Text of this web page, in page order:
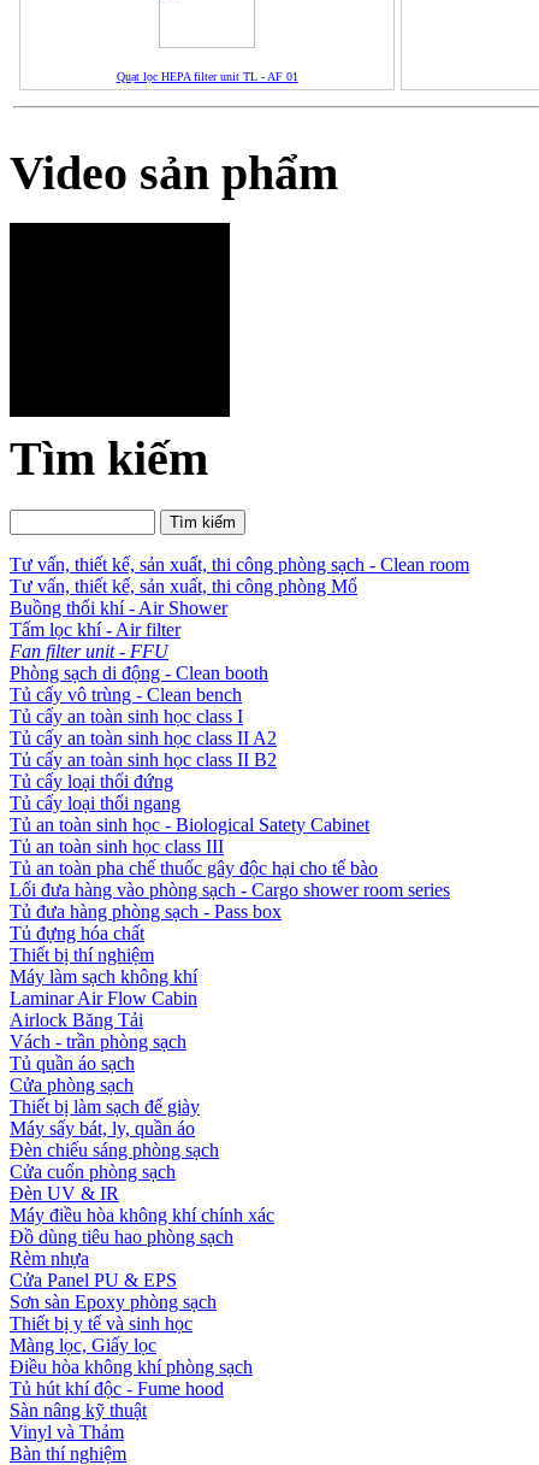
Quạt lọc HEPA filter unit TL - AF 01
Video sản phẩm
Tìm kiếm
Tư vấn, thiết kế, sản xuất, thi công phòng sạch - Clean room
Tư vấn, thiết kế, sản xuất, thi công phòng Mổ
Buồng thổi khí - Air Shower
Tấm lọc khí - Air filter
Fan filter unit - FFU
Phòng sạch di động - Clean booth
Tủ cấy vô trùng - Clean bench
Tủ cấy an toàn sinh học class I
Tủ cấy an toàn sinh học class II A2
Tủ cấy an toàn sinh học class II B2
Tủ cấy loại thổi đứng
Tủ cấy loại thổi ngang
Tủ an toàn sinh học - Biological Satety Cabinet
Tủ an toàn sinh học class III
Tủ an toàn pha chế thuốc gây độc hại cho tế bào
Lối đưa hàng vào phòng sạch - Cargo shower room series
Tủ đưa hàng phòng sạch - Pass box
Tủ đựng hóa chất
Thiết bị thí nghiệm
Máy làm sạch không khí
Laminar Air Flow Cabin
Airlock Băng Tải
Vách - trần phòng sạch
Tủ quần áo sạch
Cửa phòng sạch
Thiết bị làm sạch đế giày
Máy sấy bát, ly, quần áo
Đèn chiếu sáng phòng sạch
Cửa cuốn phòng sạch
Đèn UV & IR
Máy điều hòa không khí chính xác
Đồ dùng tiêu hao phòng sạch
Rèm nhựa
Cửa Panel PU & EPS
Sơn sàn Epoxy phòng sạch
Thiết bị y tế và sinh học
Màng lọc, Giấy lọc
Điều hòa không khí phòng sạch
Tủ hút khí độc - Fume hood
Sàn nâng kỹ thuật
Vinyl và Thảm
Bàn thí nghiệm